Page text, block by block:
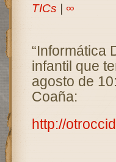
TICs
∞
“Informática
infantil que
agosto de
Coaña:
http://